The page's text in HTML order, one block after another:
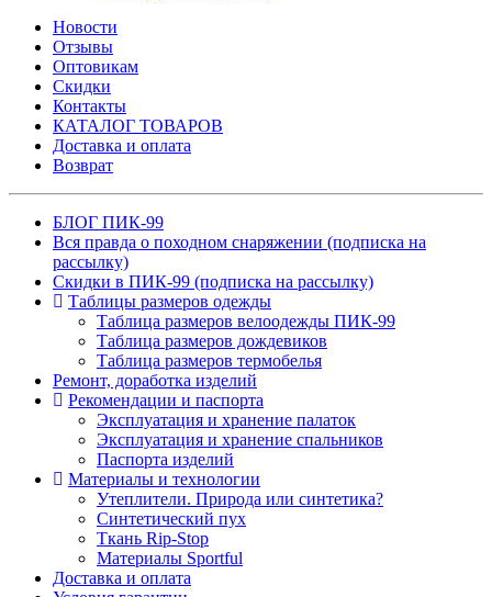
Новости
Отзывы
Оптовикам
Скидки
Контакты
КАТАЛОГ ТОВАРОВ
Доставка и оплата
Возврат
БЛОГ ПИК-99
Вся правда о походном снаряжении (подписка на
рассылку)
Скидки в ПИК-99 (подписка на рассылку)
Таблицы размеров одежды
Таблица размеров велоодежды ПИК-99
Таблица размеров дождевиков
Таблица размеров термобелья
Ремонт, доработка изделий
Рекомендации и паспорта
Эксплуатация и хранение палаток
Эксплуатация и хранение спальников
Паспорта изделий
Материалы и технологии
Утеплители. Природа или синтетика?
Синтетический пух
Ткань Rip-Stop
Материалы Sportful
Доставка и оплата